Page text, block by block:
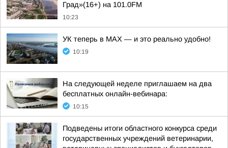
Град»(16+) на 101.0FM
10:23
УК теперь в МАХ — и это реально удобно!
10:19
На следующей неделе приглашаем на два
бесплатных онлайн-вебинара:
10:15
Подведены итоги областного конкурса среди
государственных учреждений ветеринарии,